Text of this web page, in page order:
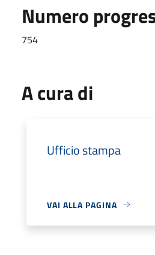
Numero
754
A cura di
Ufficio stampa
VAI ALLA PAGINA